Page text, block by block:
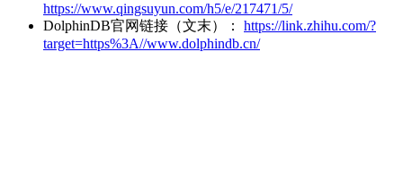
https://www.qingsuyun.com/h5/e/217471/5/
DolphinDB官网链接（文末）： https://link.zhihu.com/?
target=https%3A//www.dolphindb.cn/